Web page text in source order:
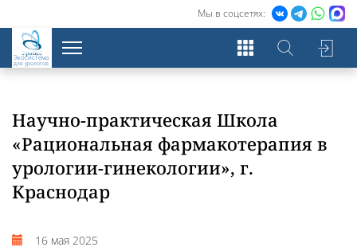
Мы в соцсетях:
Экосистема
для урологов
Научно-практическая Школа
«Рациональная фармакотерапия в
урологии-гинекологии», г.
Краснодар
16 мая 2025